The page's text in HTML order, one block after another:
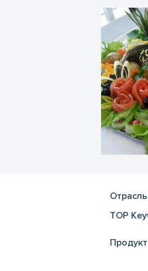
TOP